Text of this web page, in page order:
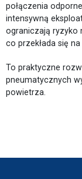
połączenia
intensywną
ograniczają ryzyko
co przekłada się
To praktyczne
pneumatycznych
powietrza.